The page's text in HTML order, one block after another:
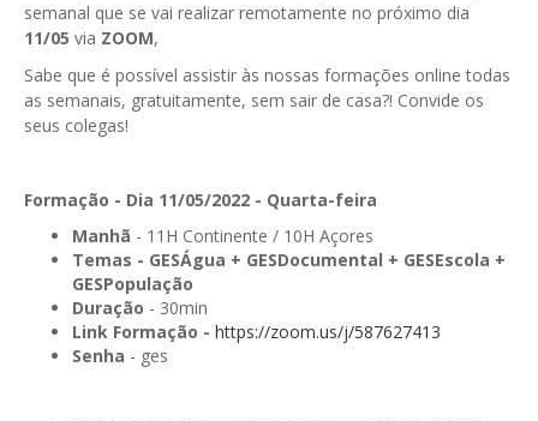
GESContPública
GESElevador
GESEstatística
Eliminar Conta
Isenção de IVA
Submeter SAFT
semanal que se vai realizar remotamente no próximo dia
11/05 via ZOOM,
Sabe que é possível assistir às nossas formações online todas
as semanais, gratuitamente, sem sair de casa?! Convide os
seus colegas!
Formação - Dia 11/05/2022 - Quarta-feira
Manhã - 11H Continente / 10H Açores
Temas - GESÁgua + GESDocumental + GESEscola +
GESPopulação
Duração - 30min
Link Formação - https://zoom.us/j/587627413
Senha - ges